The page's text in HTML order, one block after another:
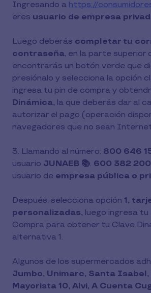
Ingresando a https://
eres usuario de empresa
Luego deberás completar tu
contraseña, en la parte superior
encontrarás un botón verde que
presiónalo y selecciona la opción
ingresa tu pin de compra y
Dinámica, la que deberás dar al
autorizar el pago (operación
navegadores que no sean
3. Llamando al número: 800 646
usuario JUNAEB 📚. 600 382
usuario de empresa pública o
Después, selecciona opción 1,
personalizadas, luego ingresa tu
Compra para obtener tu Clave
alternativa 1.
Algunos de los supermercados
Jumbo, Unimarc, Santa
Mayorista 10, Alvi, A Cuenta